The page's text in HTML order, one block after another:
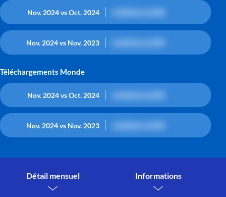
Nov. 2024 vs Oct. 2024
Nov. 2024 vs Nov. 2023
Téléchargements Monde
Nov. 2024 vs Oct. 2024
Nov. 2024 vs Nov. 2023
Détail mensuel Informations